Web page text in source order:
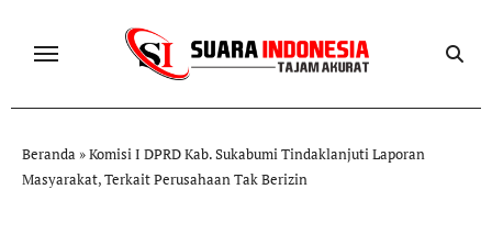
Beranda »Komisi I DPRD Kab. Sukabumi Tindaklanjuti Laporan
Masyarakat, Terkait Perusahaan Tak Berizin